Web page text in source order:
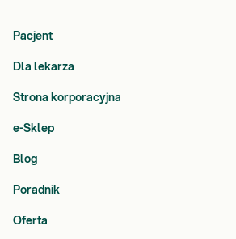
Pacjent
Dla lekarza
Strona korporacyjna
e-Sklep
Blog
Poradnik
Oferta